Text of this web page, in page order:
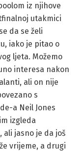
iz njihove
utakmici
da se želi
iako je pitao o
ljeta. Možemo
interesa nakon
ali on nije
s
a Neil Jones
izgleda
ali jasno je da još
vrijeme, a drugi